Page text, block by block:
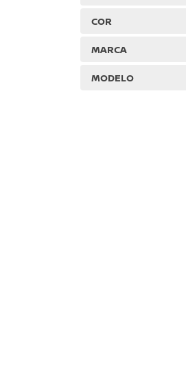
COR
MARCA
MODELO